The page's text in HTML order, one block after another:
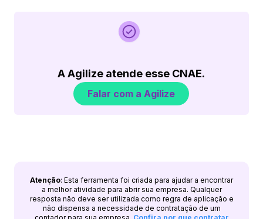
A Agilize atende esse CNAE.
Falar com a Agilize
Atenção: Esta ferramenta foi criada para ajudar a encontrar
a melhor atividade para abrir sua empresa. Qualquer
resposta não deve ser utilizada como regra de aplicação e
não dispensa a necessidade de contratação de um